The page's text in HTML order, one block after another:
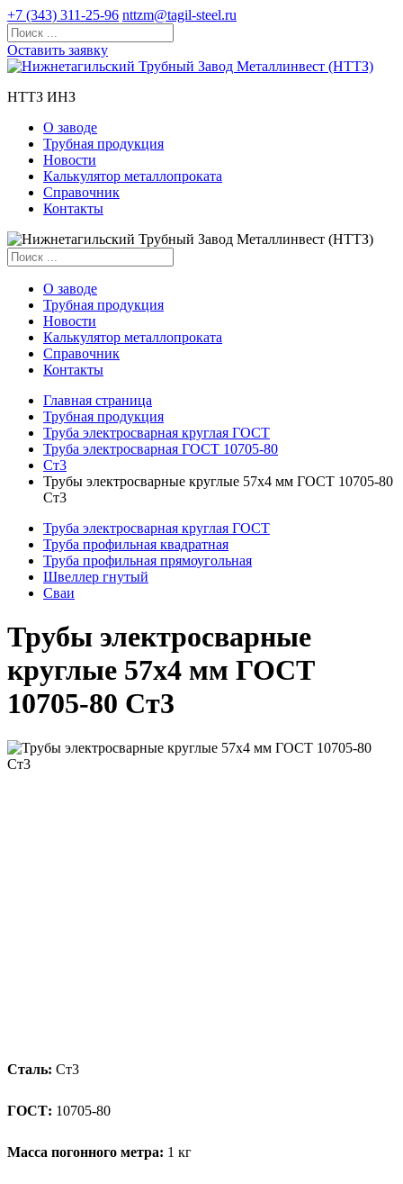
+7 (343) 311-25-96 nttzm@tagil-steel.ru
Оставить заявку
НТТЗ ИНЗ
О заводе
Трубная продукция
Новости
Калькулятор металлопроката
Справочник
Контакты
О заводе
Трубная продукция
Новости
Калькулятор металлопроката
Справочник
Контакты
Главная страница
Трубная продукция
Труба электросварная круглая ГОСТ
Труба электросварная ГОСТ 10705-80
Ст3
Трубы электросварные круглые 57x4 мм ГОСТ 10705-80
Ст3
Труба электросварная круглая ГОСТ
Труба профильная квадратная
Труба профильная прямоугольная
Швеллер гнутый
Сваи
Трубы электросварные
круглые 57x4 мм ГОСТ
10705-80 Ст3
Сталь: Ст3
ГОСТ: 10705-80
Масса погонного метра: 1 кг